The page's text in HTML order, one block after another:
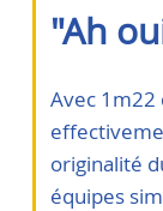
"Ah
Avec 1m22
originalité
équipes